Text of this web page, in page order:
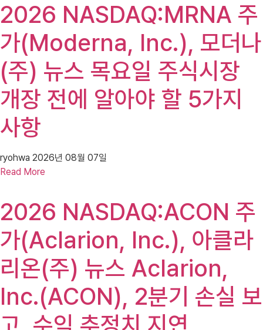
2026 NASDAQ:MRNA 주
가(Moderna, Inc.), 모더나
(주) 뉴스 목요일 주식시장
개장 전에 알아야 할 5가지
사항
ryohwa 2026년 08월 07일
Read More
2026 NASDAQ:ACON 주
가(Aclarion, Inc.), 아클라
리온(주) 뉴스 Aclarion,
Inc.(ACON), 2분기 손실 보